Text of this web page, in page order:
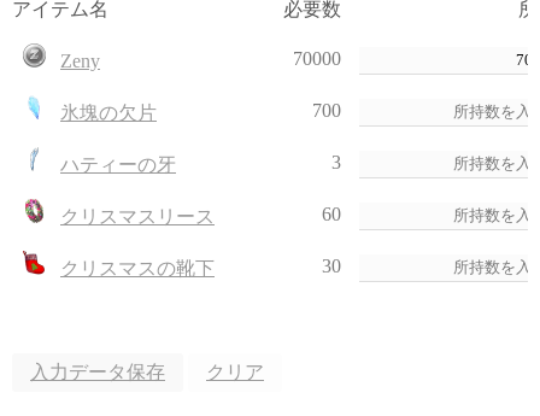
アイテム名 必要数
Zeny 70000
氷塊の欠片 700
ハティーの牙 3
クリスマスリース 60
クリスマスの靴下 30
入力データ保存 クリア